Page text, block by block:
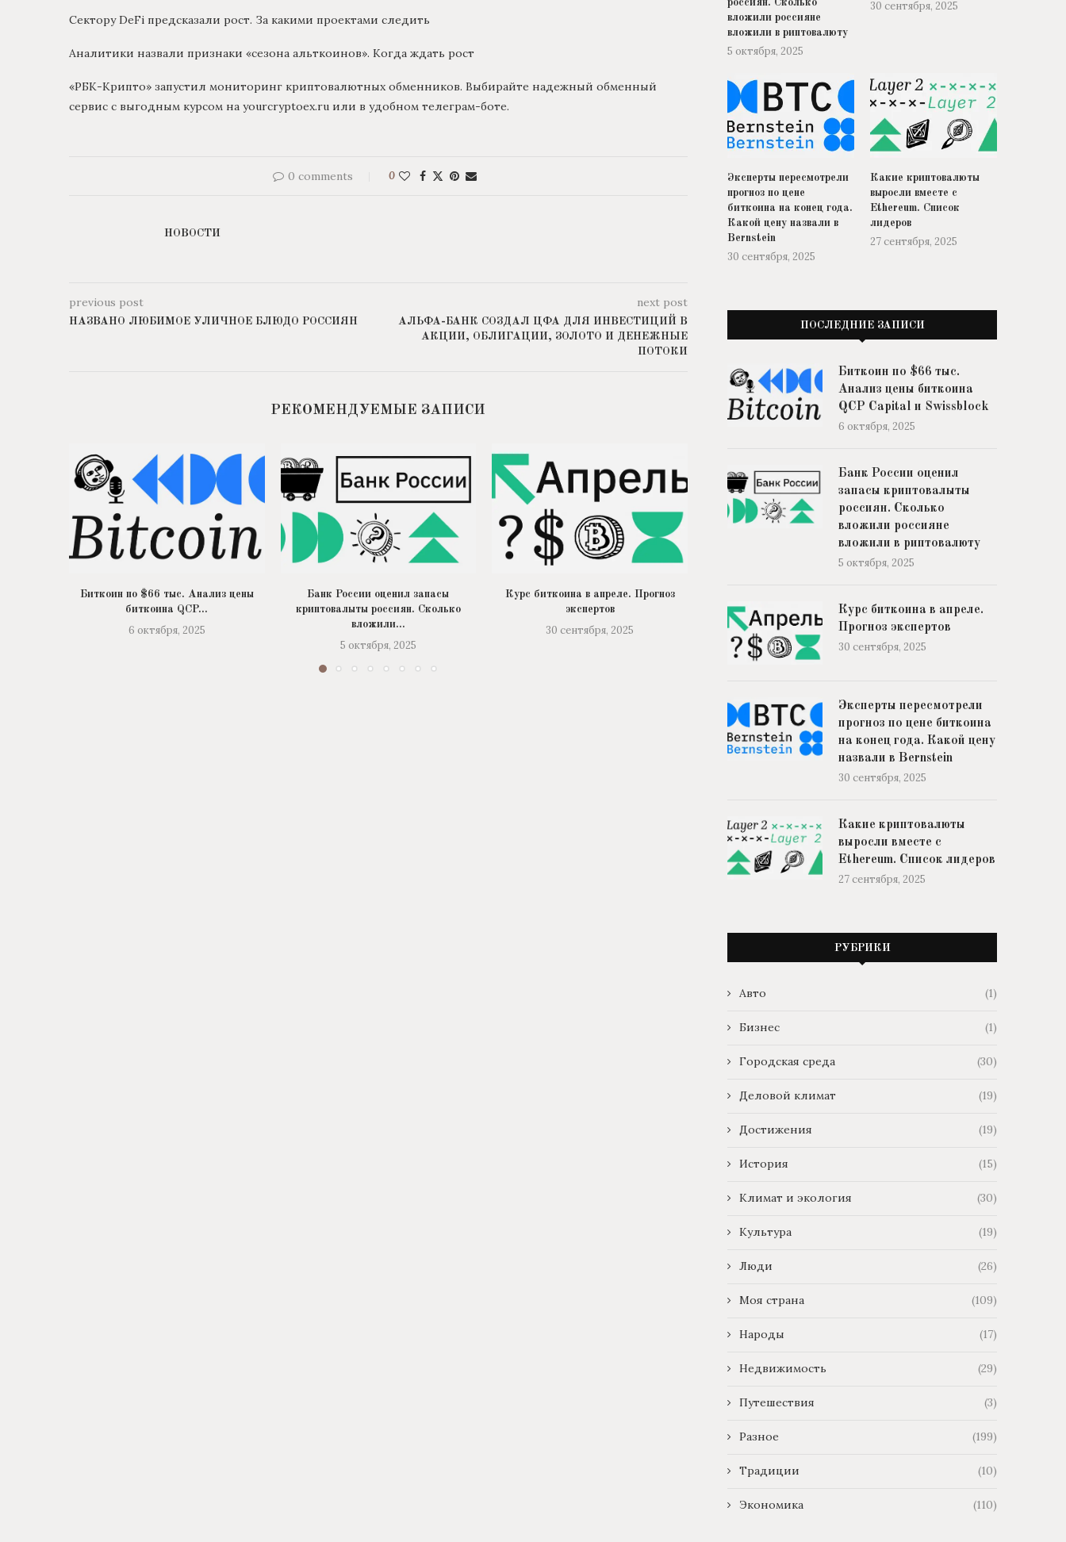
Сектору DeFi предсказали рост. За какими проектами следить
Аналитики назвали признаки «сезона альткоинов». Когда ждать рост
«РБК-Крипто» запустил мониторинг криптовалютных обменников. Выбирайте надежный обменный
сервис с выгодным курсом на yourcryptoex.ru или в удобном телеграм-боте.
0 comments 0
НОВОСТИ
previous post
НАЗВАНО ЛЮБИМОЕ УЛИЧНОЕ БЛЮДО РОССИЯН
next post
АЛЬФА-БАНК СОЗДАЛ ЦФА ДЛЯ ИНВЕСТИЦИЙ В
АКЦИИ, ОБЛИГАЦИИ, ЗОЛОТО И ДЕНЕЖНЫЕ
ПОТОКИ
РЕКОМЕНДУЕМЫЕ ЗАПИСИ
Биткоин по $66 тыс. Анализ цены
биткоина QCP...
6 октября, 2025
Банк России оценил запасы
криптовалыты россиян. Сколько
вложили...
5 октября, 2025
Курс биткоина в апреле. Прогноз
экспертов
30 сентября, 2025
цене биткоина на конец...
30 сентября, 2025
с Ethereum. Список
россиян. Сколько
вложили россияне
вложили в риптовалюту
5 октября, 2025
30 сентября, 2025
Эксперты пересмотрели
прогноз по цене
биткоина на конец года.
Какой цену назвали в
Bernstein
30 сентября, 2025
Какие криптовалюты
выросли вместе с
Ethereum. Список
лидеров
27 сентября, 2025
ПОСЛЕДНИЕ ЗАПИСИ
Биткоин по $66 тыс.
Анализ цены биткоина
QCP Capital и Swissblock
6 октября, 2025
Банк России оценил
запасы криптовалыты
россиян. Сколько
вложили россияне
вложили в риптовалюту
5 октября, 2025
Курс биткоина в апреле.
Прогноз экспертов
30 сентября, 2025
Эксперты пересмотрели
прогноз по цене биткоина
на конец года. Какой цену
назвали в Bernstein
30 сентября, 2025
Какие криптовалюты
выросли вместе с
Ethereum. Список лидеров
27 сентября, 2025
РУБРИКИ
Авто (1)
Бизнес (1)
Городская среда (30)
Деловой климат (19)
Достижения (19)
История (15)
Климат и экология (30)
Культура (19)
Люди (26)
Моя страна (109)
Народы (17)
Недвижимость (29)
Путешествия (3)
Разное (199)
Традиции (10)
Экономика (110)